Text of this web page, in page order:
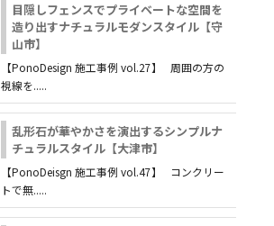
目隠しフェンスでプライベートな空間を
造り出すナチュラルモダンスタイル【守
山市】
【PonoDesign 施工事例 vol.27】 周囲の方の
視線を.....
乱形石が華やかさを演出するシンプルナ
チュラルスタイル【大津市】
【PonoDeisgn 施工事例 vol.47】 コンクリー
トで無.....